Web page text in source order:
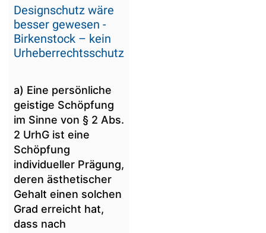
Designschutz wäre
besser gewesen -
Birkenstock – kein
Urheberrechtsschutz
a) Eine persönliche
geistige Schöpfung
im Sinne von § 2 Abs.
2 UrhG ist eine
Schöpfung
individueller Prägung,
deren ästhetischer
Gehalt einen solchen
Grad erreicht hat,
dass nach